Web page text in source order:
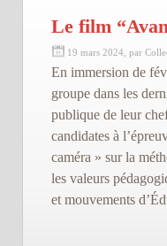
Le film
19 mars 2024, par
En immersion de
groupe dans les
publique de leur
candidates à
caméra » sur la
les valeurs
et mouvements